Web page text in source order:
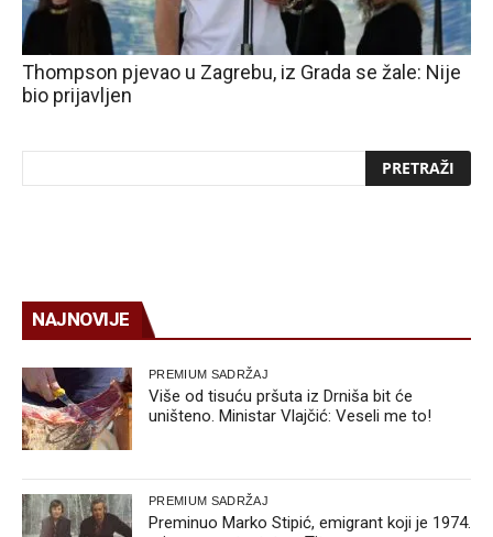
Thompson pjevao u Zagrebu, iz Grada se žale: Nije
bio prijavljen
NAJNOVIJE
PREMIUM SADRŽAJ
Više od tisuću pršuta iz Drniša bit će
uništeno. Ministar Vlajčić: Veseli me to!
PREMIUM SADRŽAJ
Preminuo Marko Stipić, emigrant koji je 1974.